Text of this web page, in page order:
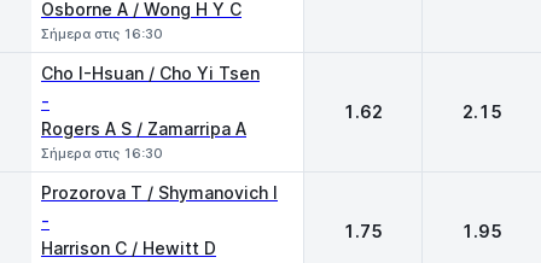
Osborne A / Wong H Y C
Σήμερα στις 16:30
Cho I-Hsuan / Cho Yi Tsen
-
Rogers A S / Zamarripa A
Σήμερα στις 16:30
1.62 2.15
Prozorova T / Shymanovich I
-
Harrison C / Hewitt D
1.75 1.95